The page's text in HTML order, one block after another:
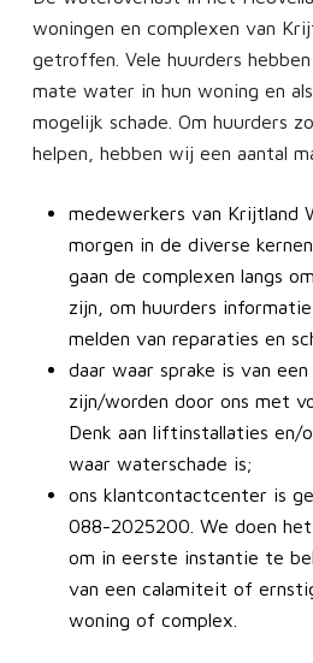
woningen en complexen van
getroffen. Vele huurders
mate water in hun woning en
mogelijk schade. Om huurders
helpen, hebben wij een aantal
medewerkers van Krijtland
morgen in de diverse
gaan de complexen langs
zijn, om huurders
melden van reparaties en
daar waar sprake is van
zijn/worden door ons met
Denk aan liftinstallaties en/
waar waterschade is;
ons klantcontactcenter is
088-2025200. We doen
om in eerste instantie te
van een calamiteit of
woning of complex.